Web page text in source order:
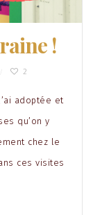
!
2
adoptée et
qu’on y
chez le
ces visites